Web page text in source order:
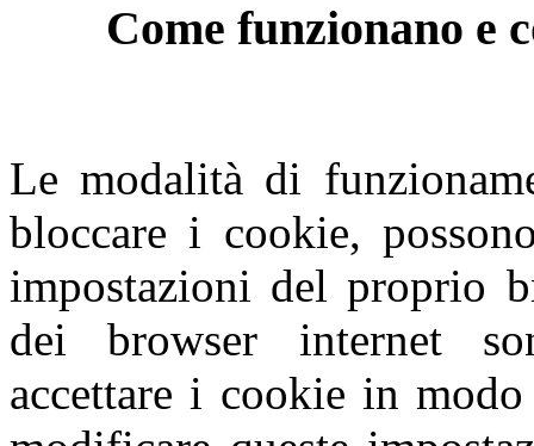
Come funzionano e
Le modalità di
bloccare i cookie,
impostazioni del proprio
dei browser internet
accettare i cookie in